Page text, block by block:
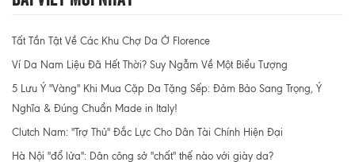
Tất Tần Tật Về Các Khu Chợ Da Ở Florence
Ví Da Nam Liệu Đã Hết Thời? Suy Ngẫm Về Một Biểu Tượng
5 Lưu Ý "Vàng" Khi Mua Cặp Da Tặng Sếp: Đảm Bảo Sang Trọng, Ý
Nghĩa & Đúng Chuẩn Made in Italy!
Clutch Nam: "Trợ Thủ" Đắc Lực Cho Dân Tài Chính Hiện Đại
Hà Nội "đổ lửa": Dân công sở "chất" thế nào với giày da?